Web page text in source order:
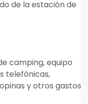
de la estación de
camping, equipo
telefónicas,
y otros gastos